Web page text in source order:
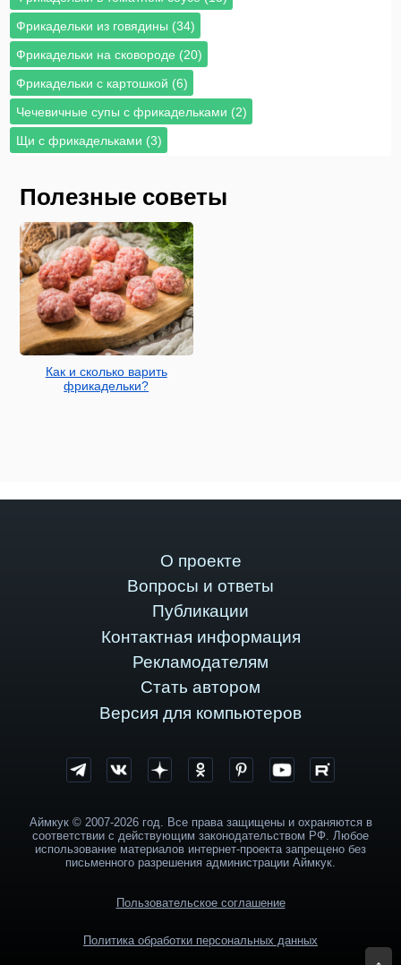
Фрикадельки из говядины (34)
Фрикадельки на сковороде (20)
Фрикадельки с картошкой (6)
Чечевичные супы с фрикадельками (2)
Щи с фрикадельками (3)
Полезные советы
Как и сколько варить
фрикадельки?
О проекте
Вопросы и ответы
Публикации
Контактная информация
Рекламодателям
Стать автором
Версия для компьютеров
Аймкук © 2007-2026 год. Все права защищены и охраняются в
соответствии с действующим законодательством РФ. Любое
использование материалов интернет-проекта запрещено без
письменного разрешения администрации Аймкук.
Пользовательское соглашение
Политика обработки персональных данных